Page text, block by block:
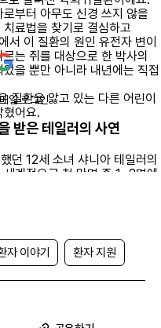
부터 아무도 신경 쓰지 않을
료법을 찾기로 결심하고
이 질환의 원인 유전자 변이
는 쥐를 대상으로 한 박사의
을 뿐만 아니라 내년에는 직접
질환을 앓고 있는 다른 어린이
혔어요.
받은 테일러의 사연
던 12세 소녀 샤니아 테일러의
세계적으로 천 만명 중 1~2명에
어요. 그러나 물리치료와 약물
테일러는 대학 생활을 하면서
내고 있어요. 테일러는 어떠한
다며 많은 사람들에게 포기는
높이고, 희귀질환 환자의 정서
일 로그인
자 이야기 환자 지원